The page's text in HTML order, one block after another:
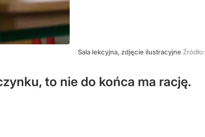
Sala lekcyjna, zdjęcie ilustracyjne Źródło:
to nie do końca ma rację.